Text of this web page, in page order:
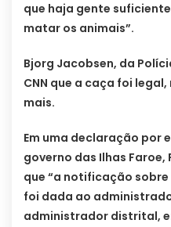
que haja gente
matar os animais”.
Bjorg Jacobsen, da
CNN que a caça foi
mais.
Em uma declaração por
governo das Ilhas Faroe,
que “a notificação
foi dada ao
administrador distrital,